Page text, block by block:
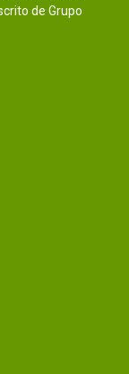
de Grupo